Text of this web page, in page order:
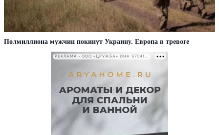
Полмиллиона мужчин покинут Украину. Европа в тревоге
РЕКЛАМА • ООО «ДРУЖБА» ИНН 9704146411